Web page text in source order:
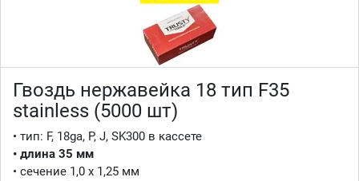
Гвоздь нержавейка 18 тип F35
stainless (5000 шт)
• тип: F, 18ga, P, J, SK300 в кассете
• длина 35 мм
• сечение 1,0 x 1,25 мм